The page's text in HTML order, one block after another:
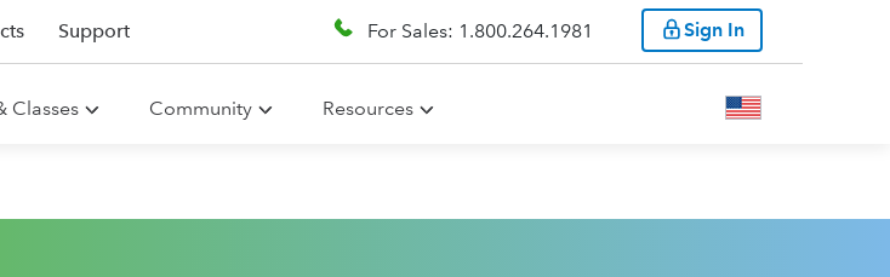
Support For Sales: 1.800.264.1981 Sign In
Classes Community Resources